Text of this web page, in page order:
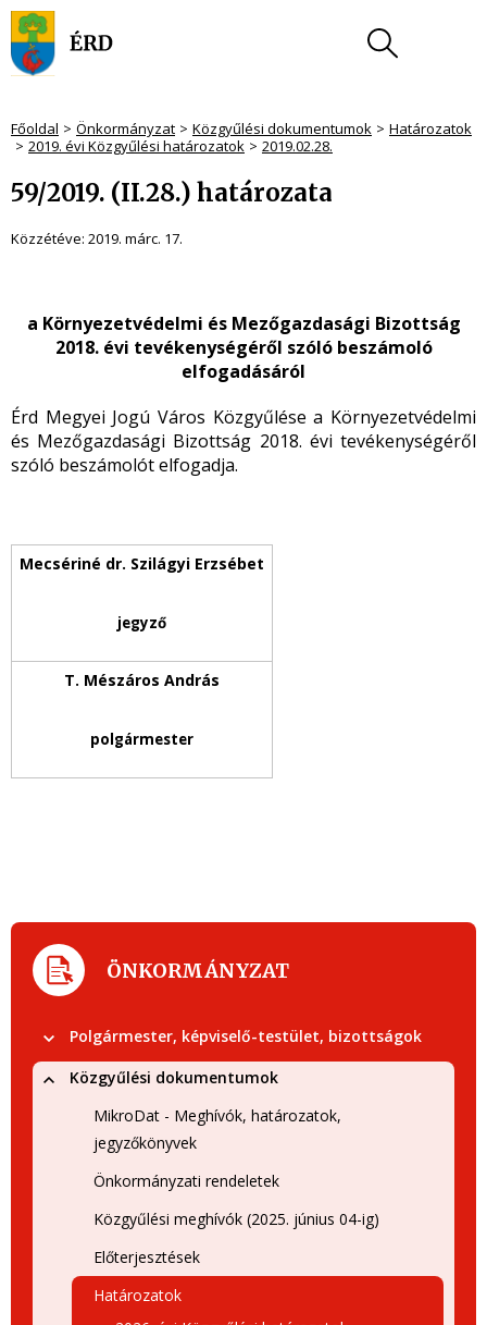
Főoldal Önkormányzat Közgyűlési dokumentumok
Határozatok
2019. évi Közgyűlési határozatok
2019.02.28.
59/2019. (II.28.) határozata
Közzétéve: 2019. márc. 17.
a Környezetvédelmi és Mezőgazdasági Bizottság
2018. évi tevékenységéről szóló beszámoló
elfogadásáról
Érd Megyei Jogú Város Közgyűlése a Környezetvédelmi
és Mezőgazdasági Bizottság 2018. évi tevékenységéről
szóló beszámolót elfogadja.
jegyző
polgármester
ÖNKORMÁNYZAT
Polgármester, képviselő-testület, bizottságok
Közgyűlési dokumentumok
MikroDat - Meghívók, határozatok,
jegyzőkönyvek
Önkormányzati rendeletek
Közgyűlési meghívók (2025. június 04-ig)
Előterjesztések
Határozatok